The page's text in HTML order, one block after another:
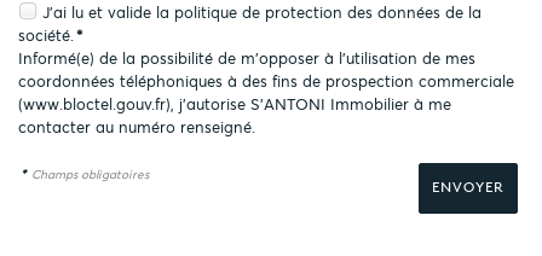
J'ai lu et valide la politique de protection des données de la
société.*
Informé(e) de la possibilité de m'opposer à l'utilisation de mes
coordonnées téléphoniques à des fins de prospection commerciale
(www.bloctel.gouv.fr), j'autorise S'ANTONI Immobilier à me
contacter au numéro renseigné.
* Champs obligatoires